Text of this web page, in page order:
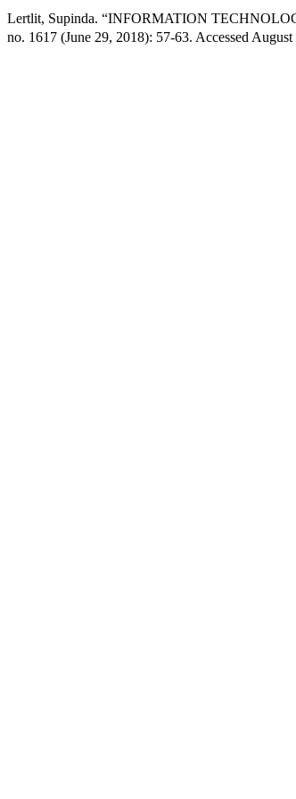
Lertlit, Supinda. “INFORMATION
no. 1617 (June 29, 2018): 57-63. Accessed